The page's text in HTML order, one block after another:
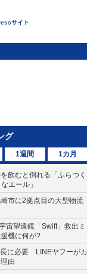
グ
1週間 1カ月
飲むと倒れる「ふらつく
エール」
市に2拠点目の大型物流
宙望遠鏡「Swift」救出ミ
機に何が?
に必要 LINEヤフーがカ
由